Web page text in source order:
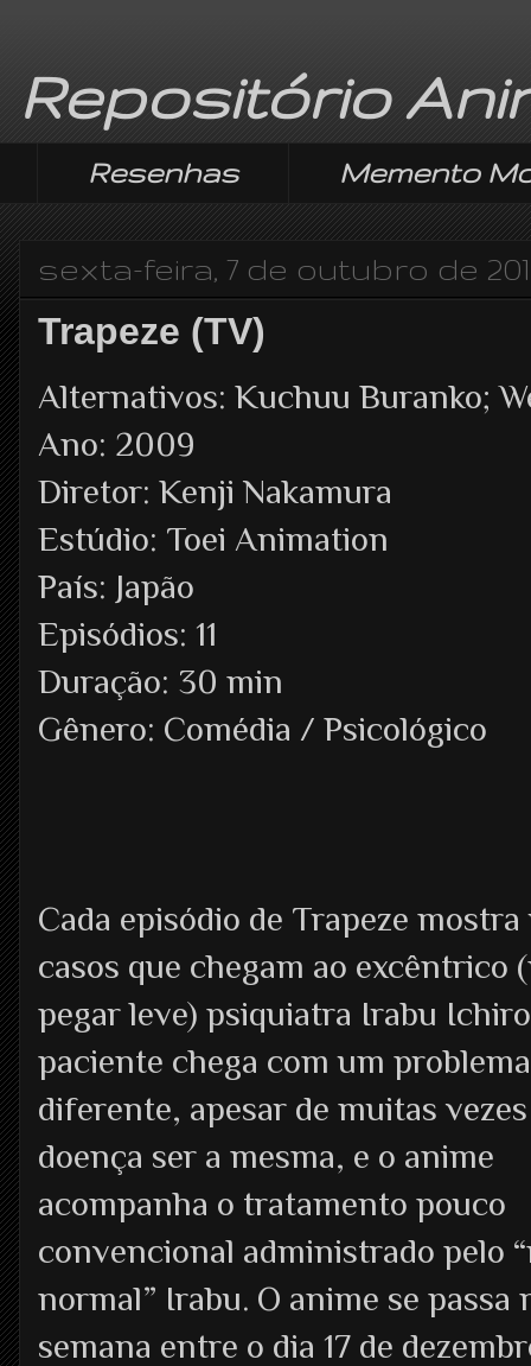
Repositório
Resenhas Memento
sexta-feira, 7 de outubro de
Trapeze (TV)
Alternativos: Kuchuu Buranko;
Ano: 2009
Diretor: Kenji Nakamura
Estúdio: Toei Animation
País: Japão
Episódios: 11
Duração: 30 min
Gênero: Comédia / Psicológico
Cada episódio de Trapeze mostra
casos que chegam ao excêntrico
pegar leve) psiquiatra Irabu
paciente chega com um problema
diferente, apesar de muitas
doença ser a mesma, e o anime
acompanha o tratamento pouco
convencional administrado pelo
normal” Irabu. O anime se passa
semana entre o dia 17 de